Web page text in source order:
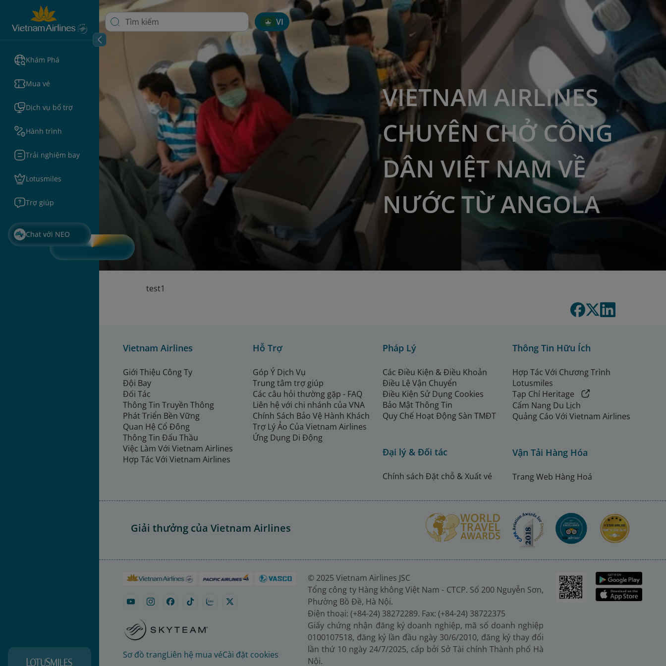
Khám Phá
Mua vé
Dịch vụ bổ trợ
Hành trình
Trải nghiệm bay
Lotusmiles
Trợ giúp
Chat với NEO
VI
VIETNAM AIRLINES
CHUYÊN CHỞ CÔNG
DÂN VIỆT NAM VỀ
NƯỚC TỪ ANGOLA
test1
Vietnam Airlines
Giới Thiệu Công Ty
Đội Bay
Đối Tác
Thông Tin Truyền Thông
Phát Triển Bền Vững
Quan Hệ Cổ Đông
Thông Tin Đấu Thầu
Việc Làm Với Vietnam Airlines
Hợp Tác Với Vietnam Airlines
Hỗ Trợ
Góp Ý Dịch Vụ
Trung tâm trợ giúp
Các câu hỏi thường gặp - FAQ
Liên hệ với chi nhánh của VNA
Chính Sách Bảo Vệ Hành Khách
Trợ Lý Ảo Của Vietnam Airlines
Ứng Dụng Di Động
Pháp Lý
Các Điều Kiện & Điều Khoản
Điều Lệ Vận Chuyển
Điều Kiện Sử Dụng Cookies
Bảo Mật Thông Tin
Quy Chế Hoạt Động Sàn TMĐT
Đại lý & Đối tác
Chính sách Đặt chỗ & Xuất vé
Thông Tin Hữu Ích
Hợp Tác Với Chương Trình
Lotusmiles
Tạp Chí Heritage
Cẩm Nang Du Lịch
Quảng Cáo Với Vietnam Airlines
Vận Tải Hàng Hóa
Trang Web Hàng Hoá
Giải thưởng của Vietnam Airlines
Sơ đồ trangLiên hệ mua véCài đặt cookies
© 2025 Vietnam Airlines JSC
Tổng công ty Hàng không Việt Nam - CTCP. Số 200 Nguyễn Sơn,
Phường Bồ Đề, Hà Nội.
Điện thoại: (+84-24) 38272289. Fax: (+84-24) 38722375
Giấy chứng nhận đăng ký doanh nghiệp, mã số doanh nghiệp
0100107518, đăng ký lần đầu ngày 30/6/2010, đăng ký thay đổi
lần thứ 10 ngày 24/7/2025, cấp bởi Sở Tài chính Thành phố Hà
Nội.